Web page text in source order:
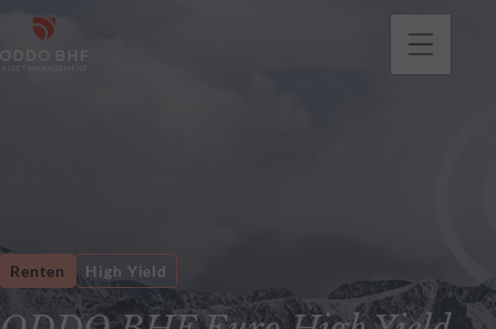
Renten High Yield